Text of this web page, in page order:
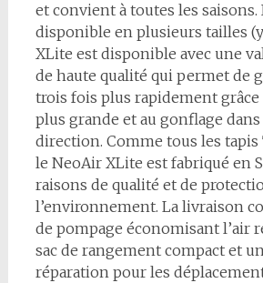
et convient à toutes les saisons.
disponible en plusieurs tailles
XLite est disponible avec une
de haute qualité qui permet de
trois fois plus rapidement grâce
plus grande et au gonflage
direction. Comme tous les tapis
le NeoAir XLite est fabriqué en
raisons de qualité et de
l’environnement. La livraison
de pompage économisant l’air
sac de rangement compact et
réparation pour les